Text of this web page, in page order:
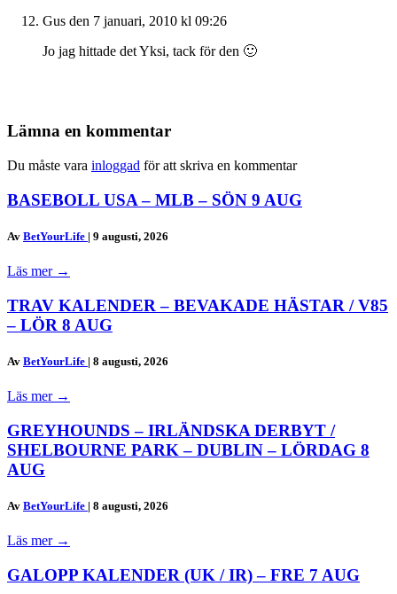
Gus den 7 januari, 2010 kl 09:26
Jo jag hittade det Yksi, tack för den 🙂
Lämna en kommentar
Du måste vara inloggad för att skriva en kommentar
BASEBOLL USA – MLB – SÖN 9 AUG
Av BetYourLife | 9 augusti, 2026
Läs mer →
TRAV KALENDER – BEVAKADE HÄSTAR / V85
– LÖR 8 AUG
Av BetYourLife | 8 augusti, 2026
Läs mer →
GREYHOUNDS – IRLÄNDSKA DERBYT /
SHELBOURNE PARK – DUBLIN – LÖRDAG 8
AUG
Av BetYourLife | 8 augusti, 2026
Läs mer →
GALOPP KALENDER (UK / IR) – FRE 7 AUG